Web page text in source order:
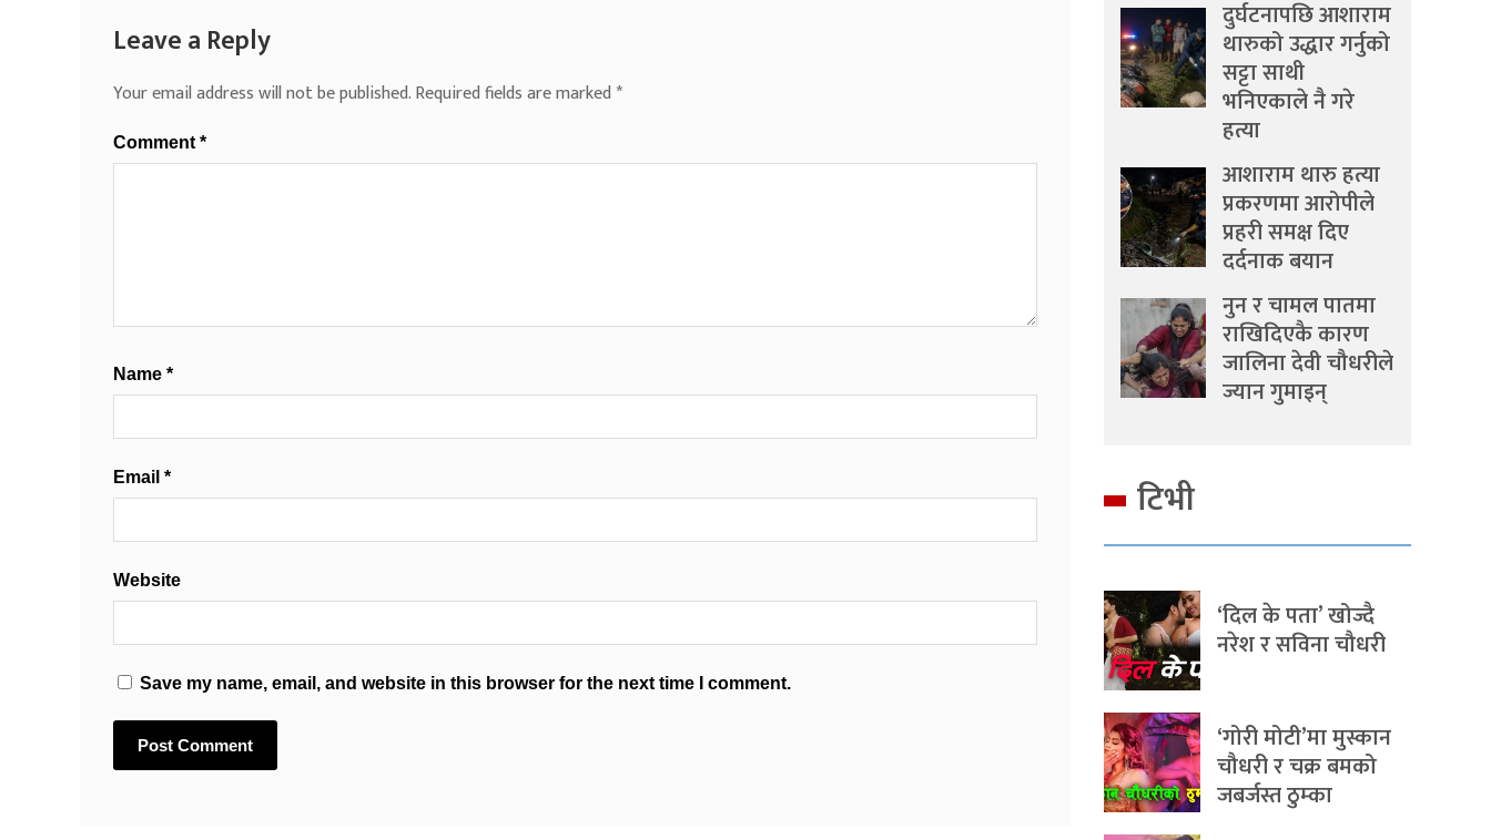
Leave a Reply
Your email address will not be published.Required fields are marked*
Comment *
Name *
Email *
Website
Save my name, email, and website in this browser for the next time I comment.
दुर्घटनापछि आशाराम
थारुको उद्धार गर्नुको
सट्टा साथी
भनिएकाले नै गरे
हत्या
आशाराम थारु हत्या
प्रकरणमा आरोपीले
प्रहरी समक्ष दिए
दर्दनाक बयान
नुन र चामल पातमा
राखिदिएकै कारण
जालिना देवी चौधरीले
ज्यान गुमाइन्
टिभी
‘दिल के पता’ खोज्दै
नरेश र सविना चौधरी
‘गोरी मोटी’मा मुस्कान
चौधरी र चक्र बमको
जबर्जस्त ठुम्का